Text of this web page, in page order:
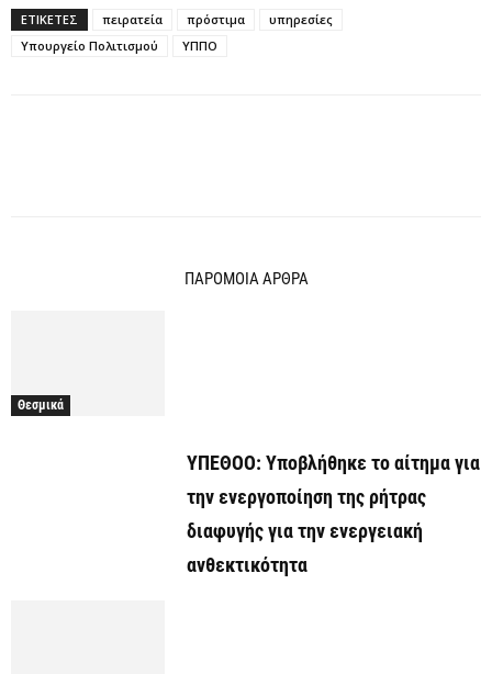
ΕΤΙΚΕΤΕΣ πειρατεία πρόστιμα
υπηρεσίες
Υπουργείο Πολιτισμού
ΥΠΠΟ
ΠΑΡΟΜΟΙΑ ΑΡΘΡΑ
Θεσμικά
ΥΠΕΘΟΟ: Υποβλήθηκε το αίτημα για
την ενεργοποίηση της ρήτρας
διαφυγής για την ενεργειακή
ανθεκτικότητα